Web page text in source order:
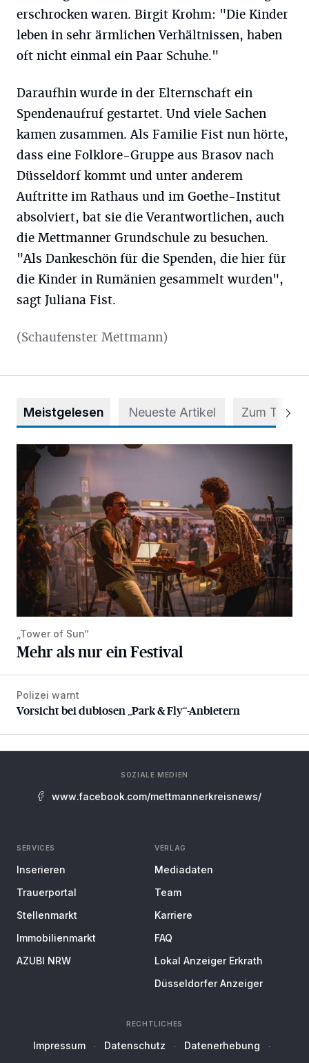
erschrocken waren. Birgit Krohm: "Die Kinder
leben in sehr ärmlichen Verhältnissen, haben
oft nicht einmal ein Paar Schuhe."
Daraufhin wurde in der Elternschaft ein
Spendenaufruf gestartet. Und viele Sachen
kamen zusammen. Als Familie Fist nun hörte,
dass eine Folklore-Gruppe aus Brasov nach
Düsseldorf kommt und unter anderem
Auftritte im Rathaus und im Goethe-Institut
absolviert, bat sie die Verantwortlichen, auch
die Mettmanner Grundschule zu besuchen.
"Als Dankeschön für die Spenden, die hier für
die Kinder in Rumänien gesammelt wurden",
sagt Juliana Fist.
(Schaufenster Mettmann)
Meistgelesen Neueste Artikel Zum Thema
Mehr als nur ein Festival
„Tower of Sun“
Mehr als nur ein Festival
Vorsicht bei dubiosen „Park & Fly“-Anbietern
Polizei warnt
Vorsicht bei dubiosen „Park & Fly“-Anbietern
SOZIALE MEDIEN
www.facebook.com/mettmannerkreisnews/
SERVICES
Inserieren
Trauerportal
Stellenmarkt
Immobilienmarkt
AZUBI NRW
VERLAG
Mediadaten
Team
Karriere
FAQ
Lokal Anzeiger Erkrath
Düsseldorfer Anzeiger
RECHTLICHES
Impressum Datenschutz
Datenerhebung